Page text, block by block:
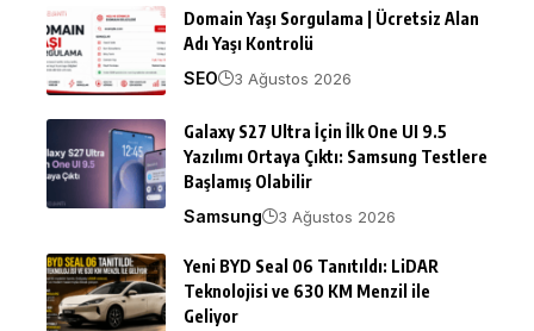
Domain Yaşı Sorgulama | Ücretsiz Alan
Adı Yaşı Kontrolü
SEO
3 Ağustos 2026
Galaxy S27 Ultra İçin İlk One UI 9.5
Yazılımı Ortaya Çıktı: Samsung Testlere
Başlamış Olabilir
Samsung
3 Ağustos 2026
Yeni BYD Seal 06 Tanıtıldı: LiDAR
Teknolojisi ve 630 KM Menzil ile
Geliyor